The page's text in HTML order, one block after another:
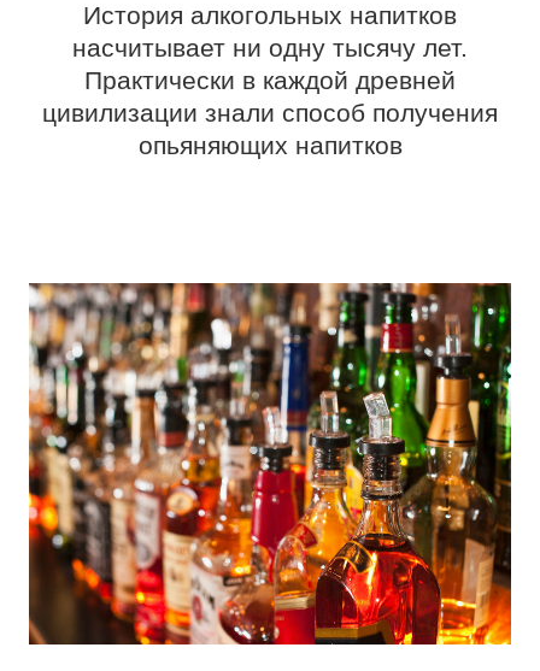
История алкогольных напитков
насчитывает ни одну тысячу лет.
Практически в каждой древней
цивилизации знали способ получения
опьяняющих напитков